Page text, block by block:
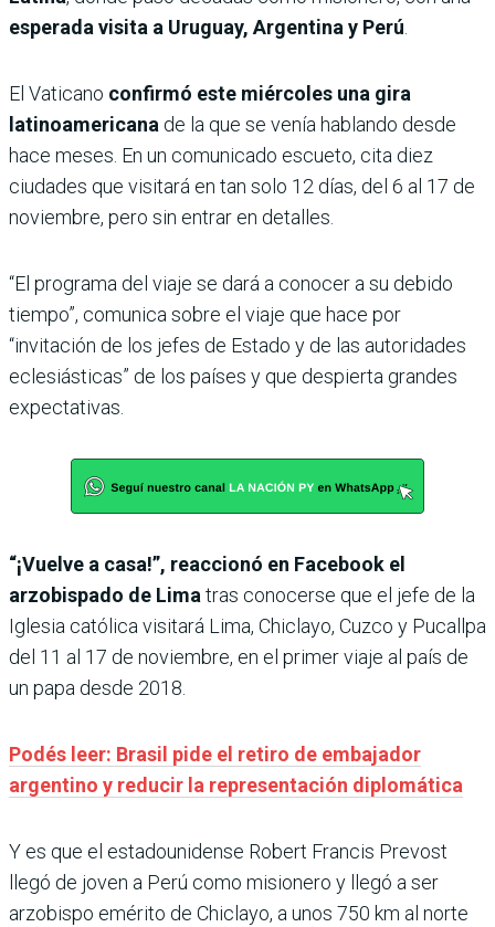
esperada visita a Uruguay, Argentina y Perú.
El Vaticano confirmó este miércoles una gira
latinoamericana de la que se venía hablando desde
hace meses. En un comunicado escueto, cita diez
ciudades que visitará en tan solo 12 días, del 6 al 17 de
noviembre, pero sin entrar en detalles.
“El programa del viaje se dará a conocer a su debido
tiempo”, comunica sobre el viaje que hace por
“invitación de los jefes de Estado y de las autoridades
eclesiásticas” de los países y que despierta grandes
expectativas.
“¡Vuelve a casa!”, reaccionó en Facebook el
arzobispado de Limatras conocerse que el jefe de la
Iglesia católica visitará Lima, Chiclayo, Cuzco y Pucallpa
del 11 al 17 de noviembre, en el primer viaje al país de
un papa desde 2018.
Podés leer: Brasil pide el retiro de embajador
argentino y reducir la representación diplomática
Y es que el estadounidense Robert Francis Prevost
llegó de joven a Perú como misionero y llegó a ser
arzobispo emérito de Chiclayo, a unos 750 km al norte